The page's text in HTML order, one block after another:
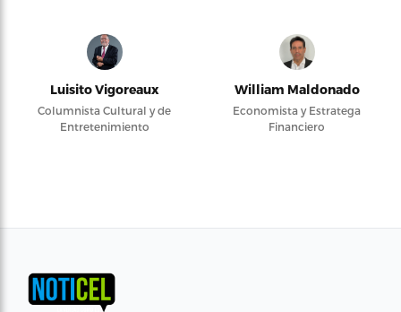
Luisito Vigoreaux
Columnista Cultural y de
Entretenimiento
William Maldonado
Economista y Estratega
Financiero